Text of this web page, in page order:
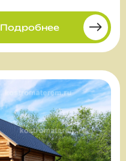
Подробнее